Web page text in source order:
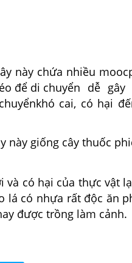
này chứa nhiều
dễ gây
khó cai, có hại
này giống cây thuốc
có hại của thực vật
lá có nhựa rất độc ăn
được trồng làm cảnh.